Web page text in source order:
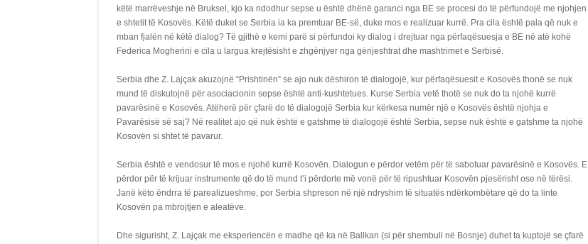
këtë marrëveshje në Bruksel, kjo ka ndodhur sepse u është dhënë garanci nga BE se procesi do të përfundojë me njohjen
e shtetit të Kosovës. Këtë duket se Serbia ia ka premtuar BE-së, duke mos e realizuar kurrë. Pra cila është pala që nuk e
mban fjalën në këtë dialog? Të gjithë e kemi parë si përfundoi ky dialog i drejtuar nga përfaqësuesja e BE në atë kohë
Federica Mogherini e cila u largua krejtësisht e zhgënjyer nga gënjeshtrat dhe mashtrimet e Serbisë.
Serbia dhe Z. Lajçak akuzojnë “Prishtinën” se ajo nuk dëshiron të dialogojë, kur përfaqësuesit e Kosovës thonë se nuk
mund të diskutojnë për asociacionin sepse është anti-kushtetues. Kurse Serbia vetë thotë se nuk do ta njohë kurrë
pavarësinë e Kosovës. Atëherë për çfarë do të dialogojë Serbia kur kërkesa numër një e Kosovës është njohja e
Pavarësisë së saj? Në realitet ajo që nuk është e gatshme të dialogojë është Serbia, sepse nuk është e gatshme ta njohë
Kosovën si shtet të pavarur.
Serbia është e vendosur të mos e njohë kurrë Kosovën. Dialogun e përdor vetëm për të sabotuar pavarësinë e Kosovës. E
përdor për të krijuar instrumente që do të mund t’i përdorte më vonë për të ripushtuar Kosovën pjesërisht ose në tërësi.
Janë këto ëndrra të parealizueshme, por Serbia shpreson në një ndryshim të situatës ndërkombëtare që do ta linte
Kosovën pa mbrojtjen e aleatëve.
Dhe sigurisht, Z. Lajçak me eksperiencën e madhe që ka në Ballkan (si për shembull në Bosnje) duhet ta kuptojë se çfarë